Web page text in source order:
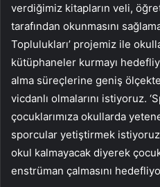
verdiğimiz kitapların veli,
tarafından okunmasını
Toplulukları’ projemiz ile
kütüphaneler kurmayı
alma süreçlerine geniş
vicdanlı olmalarını istiyoruz.
çocuklarımıza okullarda
sporcular yetiştirmek
okul kalmayacak diyerek
enstrüman çalmasını